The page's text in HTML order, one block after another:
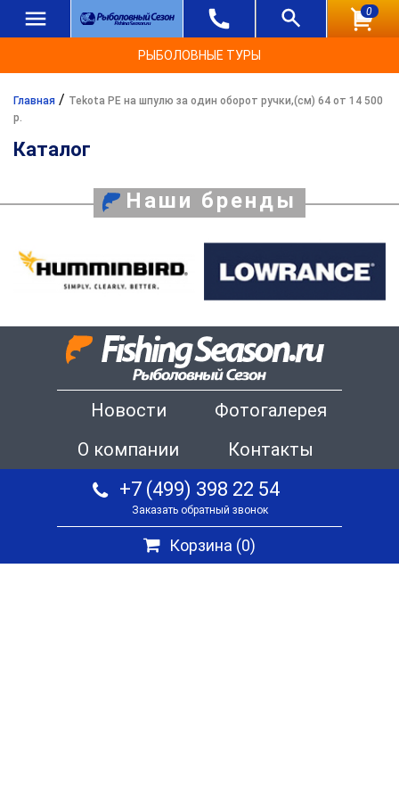
0
РЫБОЛОВНЫЕ ТУРЫ
Главная / Tekota PE на шпулю за один оборот ручки,(см) 64 от 14 500
р.
Каталог
Наши бренды
Новости
Фотогалерея
О компании
Контакты
+7 (499) 398 22 54
Заказать обратный звонок
Корзина (0)